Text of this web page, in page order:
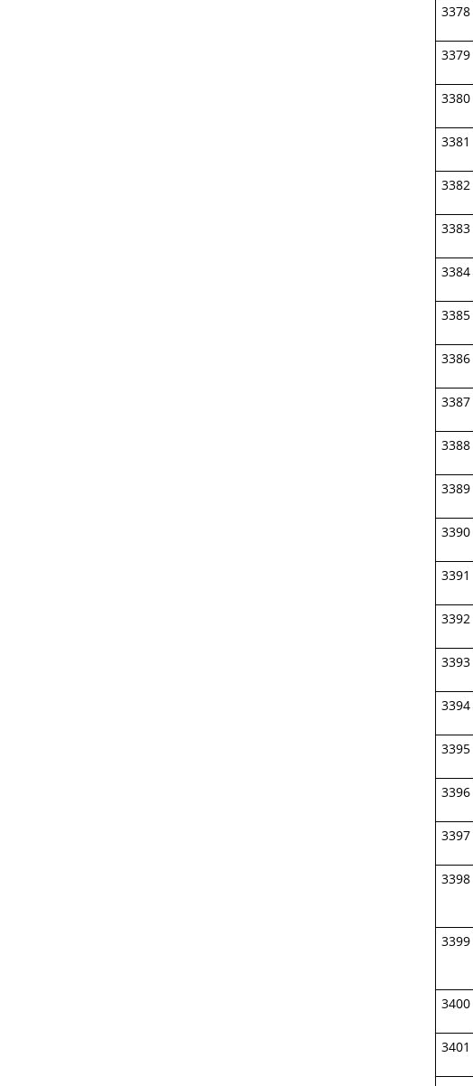
3378
3379
3380
3381
3382
3383
3384
3385
3386
3387
3388
3389
3390
3391
3392
3393
3394
3395
3396
3397
3398
3399
3400
3401